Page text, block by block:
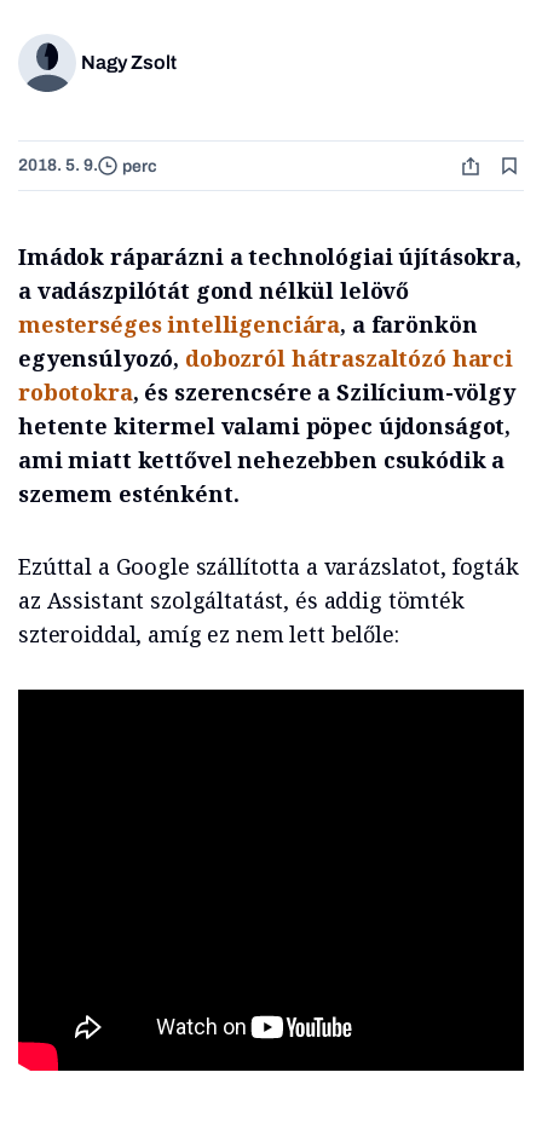
Nagy Zsolt
2018. 5. 9. perc
Imádok ráparázni a technológiai újításokra,
a vadászpilótát gond nélkül lelövő
mesterséges intelligenciára, a farönkön
egyensúlyozó, dobozról hátraszaltózó harci
robotokra, és szerencsére a Szilícium-völgy
hetente kitermel valami pöpec újdonságot,
ami miatt kettővel nehezebben csukódik a
szemem esténként.
Ezúttal a Google szállította a varázslatot, fogták
az Assistant szolgáltatást, és addig tömték
szteroiddal, amíg ez nem lett belőle: